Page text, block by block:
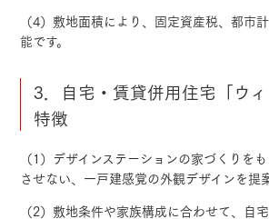
（4）敷地面積により、固定資産税、都市
能です。
3．自宅・賃貸併用住宅「ウ
特徴
（1）デザインステーションの家づくりを
させない、一戸建感覚の外観デザインを提
（2）敷地条件や家族構成に合わせて、自